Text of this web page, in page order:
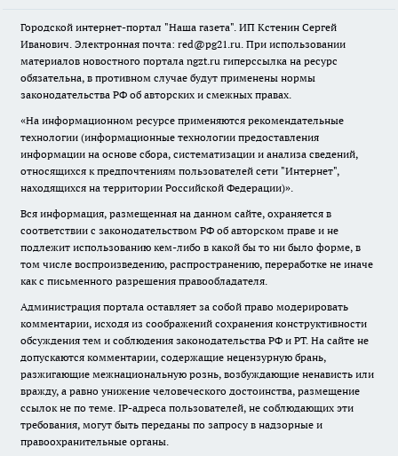
Городской интернет-портал "Наша газета". ИП Кстенин Сергей
Иванович. Электронная почта: red@pg21.ru. При использовании
материалов новостного портала ngzt.ru гиперссылка на ресурс
обязательна, в противном случае будут применены нормы
законодательства РФ об авторских и смежных правах.
«На информационном ресурсе применяются рекомендательные
технологии (информационные технологии предоставления
информации на основе сбора, систематизации и анализа сведений,
относящихся к предпочтениям пользователей сети "Интернет",
находящихся на территории Российской Федерации)».
Вся информация, размещенная на данном сайте, охраняется в
соответствии с законодательством РФ об авторском праве и не
подлежит использованию кем-либо в какой бы то ни было форме, в
том числе воспроизведению, распространению, переработке не иначе
как с письменного разрешения правообладателя.
Администрация портала оставляет за собой право модерировать
комментарии, исходя из соображений сохранения конструктивности
обсуждения тем и соблюдения законодательства РФ и РТ. На сайте не
допускаются комментарии, содержащие нецензурную брань,
разжигающие межнациональную рознь, возбуждающие ненависть или
вражду, а равно унижение человеческого достоинства, размещение
ссылок не по теме. IP-адреса пользователей, не соблюдающих эти
требования, могут быть переданы по запросу в надзорные и
правоохранительные органы.